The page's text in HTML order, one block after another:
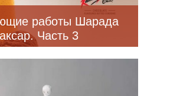
работы Шарада
Часть 3